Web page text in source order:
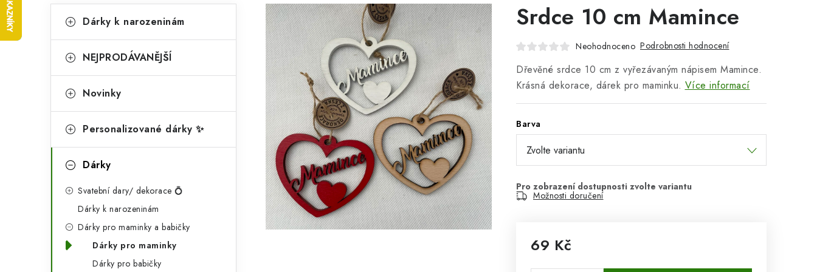
o
t
r
n
kategorie
a
e
o
i
Dárky k narozeninám
NEJPRODÁVANĚJŠÍ
Novinky
Personalizované dárky ✨
Dárky
Svatební dary/ dekorace 💍
Dárky k narozeninám
Dárky pro maminky a babičky
Dárky pro maminky
Dárky pro babičky
Srdce 10 cm Mamince
Neohodnoceno Podrobnosti hodnocení
Dřevěné srdce 10 cm z vyřezávaným nápisem Mamince.
Krásná dekorace, dárek pro maminku. Více informací
Barva
Možnosti doručení
69 Kč